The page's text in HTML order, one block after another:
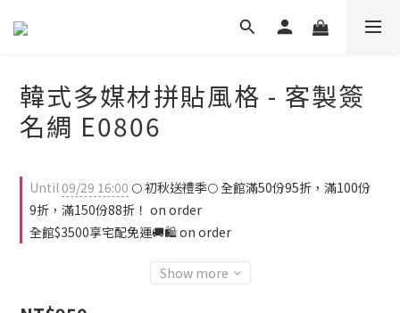
韓式多媒材拼貼風格 - 客製簽
名綢 E0806
Until09/29 16:00 🌕 初秋送禮季🌕 全館滿50份95折，滿100份
9折，滿150份88折！ on order
全館$3500享宅配免運🚚🛍️ on order
Show more